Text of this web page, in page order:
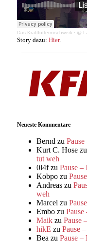
Das Kraftfuttermischwerk · @
Story dazu: Hier.
Neueste Kommentare
Bernd zu
Kurt C. Hose zu
tut weh
0l4fzu Pause –
Kobpo zu
Andreas zu
weh
Marcel zu
Embo zu
Maik zu Pause
hikE zu Pause
Bea zu Pause –